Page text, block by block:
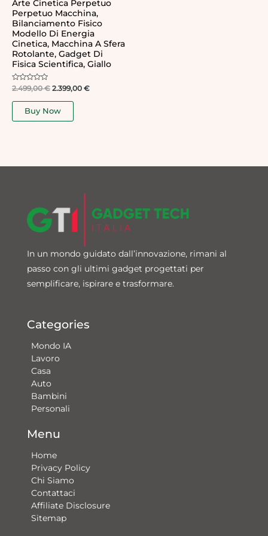
Arte Cinetica Perpetuo
Perpetuo Macchina,
Bilanciamento Fisico
Modello Di Energia
Cinetica, Macchina A Sfera
Rotolante, Gadget Di
Fisica Scientifica, Giallo
Rated
out
2.499,00€ 2.399,00 €
Buy Now
In un mondo guidato dall’innovazione, rimani al
passo con gli ultimi gadget progettati per
semplificare, ispirare e trasformare.
Categories
Mondo IA
Lavoro
Casa
Auto
Bambini
Personali
Menu
Home
Privacy Policy
Chi Siamo
Contattaci​
Affiliate Disclosure
Sitemap